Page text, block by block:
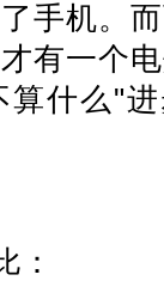
手机。
有一个
什么"进
：